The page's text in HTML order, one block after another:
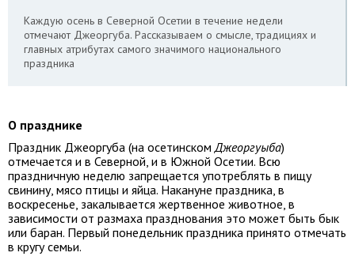
Каждую осень в Северной Осетии в течение недели
отмечают Джеоргуба. Рассказываем о смысле, традициях и
главных атрибутах самого значимого национального
праздника
О празднике
Праздник Джеоргуба (на осетинскомДжеоргуыба)
отмечается и в Северной, и в Южной Осетии. Всю
праздничную неделю запрещается употреблять в пищу
свинину, мясо птицы и яйца. Накануне праздника, в
воскресенье, закалывается жертвенное животное, в
зависимости от размаха празднования это может быть бык
или баран. Первый понедельник праздника принято отмечать
в кругу семьи.